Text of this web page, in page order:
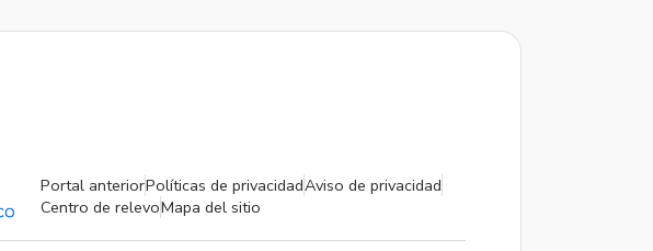
Portal anteriorPolíticas de privacidadAviso de privacidad
Centro de relevoMapa del sitio